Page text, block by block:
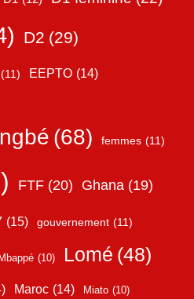
D2 (29)
(11) EEPTO (14)
(68) femmes (11)
FTF (20) Ghana (19)
(15) gouvernement (11)
(10) Lomé (48)
Maroc (14) Miato (10)